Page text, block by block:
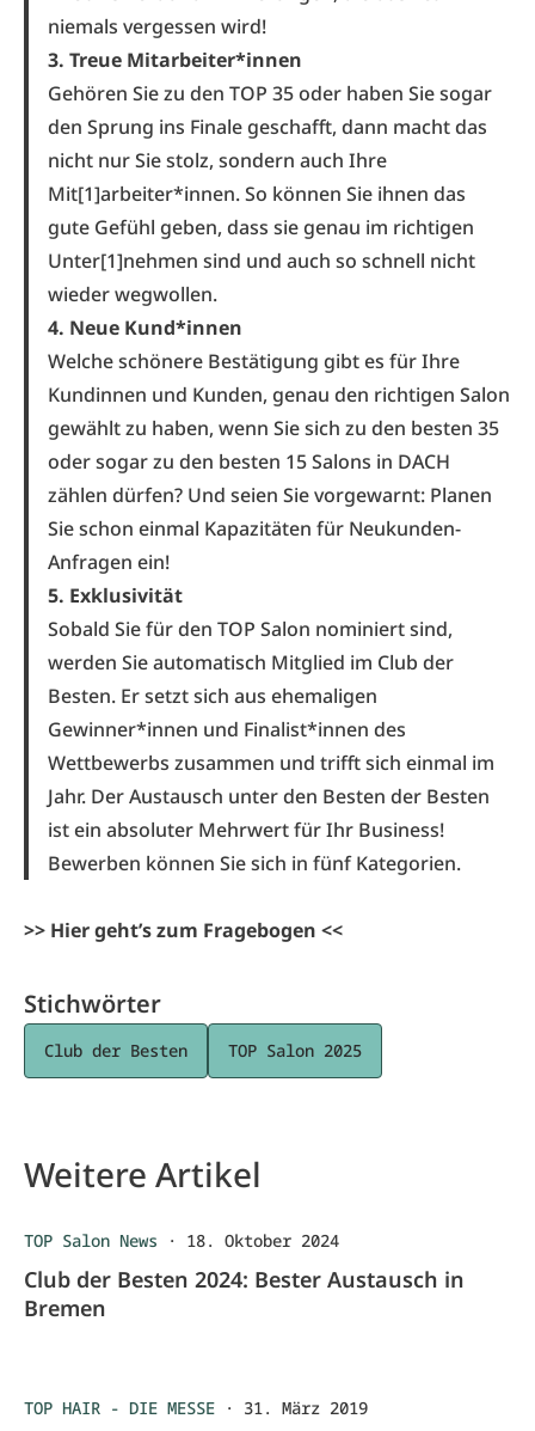
niemals vergessen wird!
3. Treue Mitarbeiter*innen
Gehören Sie zu den TOP 35 oder haben Sie sogar
den Sprung ins Finale geschafft, dann macht das
nicht nur Sie stolz, sondern auch Ihre
Mit[1]arbeiter*innen. So können Sie ihnen das
gute Gefühl geben, dass sie genau im richtigen
Unter[1]nehmen sind und auch so schnell nicht
wieder wegwollen.
4. Neue Kund*innen
Welche schönere Bestätigung gibt es für Ihre
Kundinnen und Kunden, genau den richtigen Salon
gewählt zu haben, wenn Sie sich zu den besten 35
oder sogar zu den besten 15 Salons in DACH
zählen dürfen? Und seien Sie vorgewarnt: Planen
Sie schon einmal Kapazitäten für Neukunden-
Anfragen ein!
5. Exklusivität
Sobald Sie für den TOP Salon nominiert sind,
werden Sie automatisch Mitglied im Club der
Besten. Er setzt sich aus ehemaligen
Gewinner*innen und Finalist*innen des
Wettbewerbs zusammen und trifft sich einmal im
Jahr. Der Austausch unter den Besten der Besten
ist ein absoluter Mehrwert für Ihr Business!
Bewerben können Sie sich in fünf Kategorien.
>> Hier geht’s zum Fragebogen <<
Stichwörter
Club der Besten TOP Salon 2025
Weitere Artikel
TOP Salon News · 18. Oktober 2024
Club der Besten 2024: Bester Austausch in
Bremen
TOP HAIR - DIE MESSE · 31. März 2019